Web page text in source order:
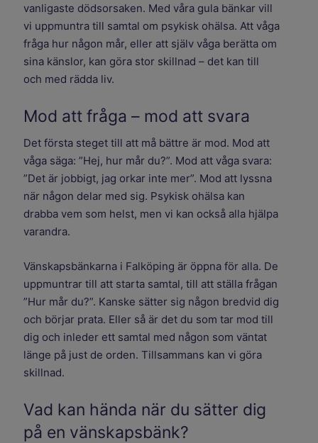
vanligaste dödsorsaken. Med våra gula bänkar vill
vi uppmuntra till samtal om psykisk ohälsa. Att våga
fråga hur någon mår, eller att själv våga berätta om
sina känslor, kan göra stor skillnad – det kan till
och med rädda liv.
Mod att fråga – mod att svara
Det första steget till att må bättre är mod. Mod att
våga säga: ”Hej, hur mår du?”. Mod att våga svara:
”Det är jobbigt, jag orkar inte mer”. Mod att lyssna
när någon delar med sig. Psykisk ohälsa kan
drabba vem som helst, men vi kan också alla hjälpa
varandra.
Vänskapsbänkarna i Falköping är öppna för alla. De
uppmuntrar till att starta samtal, till att ställa frågan
”Hur mår du?”. Kanske sätter sig någon bredvid dig
och börjar prata. Eller så är det du som tar mod till
dig och inleder ett samtal med någon som väntat
länge på just de orden. Tillsammans kan vi göra
skillnad.
Vad kan hända när du sätter dig
på en vänskapsbänk?